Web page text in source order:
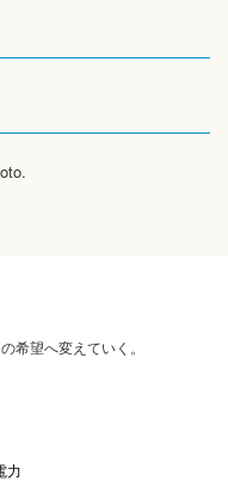
希望へ変えていく。
力